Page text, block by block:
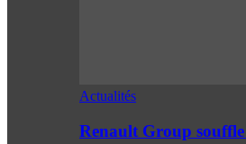
Actualités
Renault Group souffle